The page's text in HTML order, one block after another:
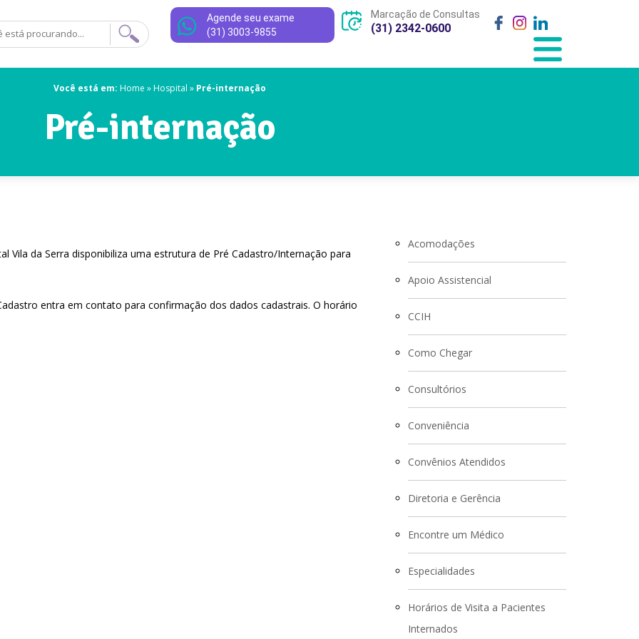
Agende seu exame
(31) 3003-9855
Marcação de Consultas
(31) 2342-0600
Você está em: Home »Hospital » Pré-internação
Pré-internação
Vila da Serra disponibiliza uma estrutura de Pré Cadastro/Internação para
entra em contato para confirmação dos dados cadastrais. O horário
Acomodações
Apoio Assistencial
CCIH
Como Chegar
Consultórios
Conveniência
Convênios Atendidos
Diretoria e Gerência
Encontre um Médico
Especialidades
Horários de Visita a Pacientes
Internados